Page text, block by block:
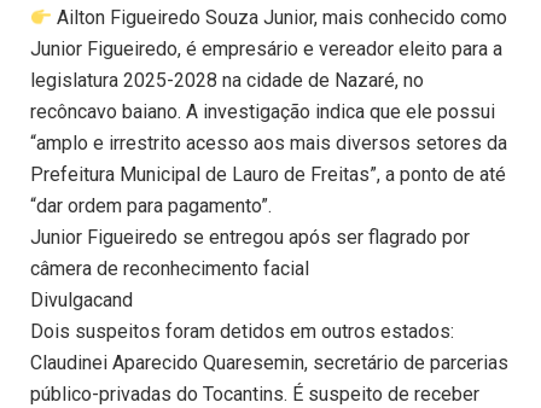
Ailton Figueiredo Souza Junior, mais conhecido como
Junior Figueiredo, é empresário e vereador eleito para a
legislatura 2025-2028 na cidade de Nazaré, no
recôncavo baiano. A investigação indica que ele possui
“amplo e irrestrito acesso aos mais diversos setores da
Prefeitura Municipal de Lauro de Freitas”, a ponto de até
“dar ordem para pagamento”.
Junior Figueiredo se entregou após ser flagrado por
câmera de reconhecimento facial
Divulgacand
Dois suspeitos foram detidos em outros estados:
Claudinei Aparecido Quaresemin, secretário de parcerias
público-privadas do Tocantins. É suspeito de receber